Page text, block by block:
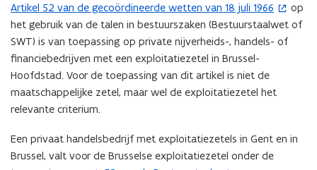
Artikel 52 van de gecoördineerde wetten van 18 juli 1966
(
o
p
e
n
t
i
n
i
op
het gebruik van de talen in bestuurszaken (Bestuurstaalwet of
SWT) is van toepassing op private nijverheids-, handels- of
financiebedrijven met een exploitatiezetel in Brussel-
Hoofdstad. Voor de toepassing van dit artikel is niet de
maatschappelijke zetel, maar wel de exploitatiezetel het
relevante criterium.
Een privaat handelsbedrijf met exploitatiezetels in Gent en in
Brussel, valt voor de Brusselse exploitatiezetel onder de